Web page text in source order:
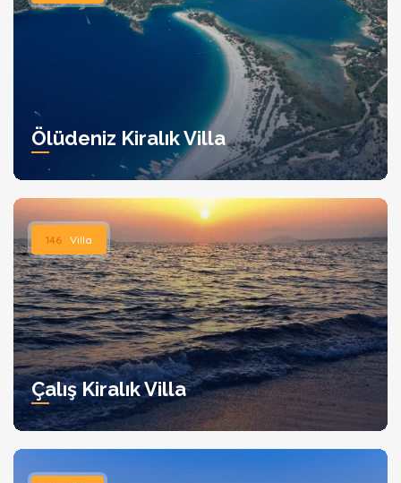
Ölüdeniz Kiralık Villa
146 Villa
Çalış Kiralık Villa